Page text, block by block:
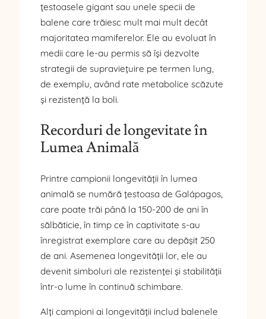
țestoasele gigant sau unele specii de
balene care trăiesc mult mai mult decât
majoritatea mamiferelor. Ele au evoluat în
medii care le-au permis să își dezvolte
strategii de supraviețuire pe termen lung,
de exemplu, având rate metabolice scăzute
și rezistență la boli.
Recorduri de longevitate în
Lumea Animală
Printre campionii longevității în lumea
animală se numără țestoasa de Galápagos,
care poate trăi până la 150-200 de ani în
sălbăticie, în timp ce în captivitate s-au
înregistrat exemplare care au depășit 250
de ani. Asemenea longevității lor, ele au
devenit simboluri ale rezistenței și stabilității
într-o lume în continuă schimbare.
Alți campioni ai longevității includ balenele